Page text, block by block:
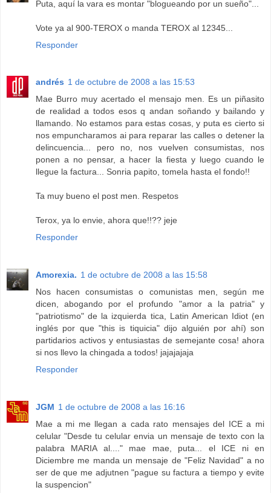
Puta, aquí la vara es montar "blogueando por un sueño"...
Vote ya al 900-TEROX o manda TEROX al 12345...
Responder
andrés 1 de octubre de 2008 a las 15:53
Mae Burro muy acertado el mensajo men. Es un piñasito
de realidad a todos esos q andan soñando y bailando y
llamando. No estamos para estas cosas, y puta es cierto si
nos empuncharamos ai para reparar las calles o detener la
delincuencia... pero no, nos vuelven consumistas, nos
ponen a no pensar, a hacer la fiesta y luego cuando le
llegue la factura... Sonria papito, tomela hasta el fondo!!
Ta muy bueno el post men. Respetos
Terox, ya lo envie, ahora que!!?? jeje
Responder
Amorexia. 1 de octubre de 2008 a las 15:58
Nos hacen consumistas o comunistas men, según me
dicen, abogando por el profundo "amor a la patria" y
"patriotismo" de la izquierda tica, Latin American Idiot (en
inglés por que "this is tiquicia" dijo alguién por ahí) son
partidarios activos y entusiastas de semejante cosa! ahora
si nos llevo la chingada a todos! jajajajaja
Responder
JGM 1 de octubre de 2008 a las 16:16
Mae a mi me llegan a cada rato mensajes del ICE a mi
celular "Desde tu celular envia un mensaje de texto con la
palabra MARIA al...." mae mae, puta... el ICE ni en
Diciembre me manda un mensaje de "Feliz Navidad" a no
ser de que me adjutnen "pague su factura a tiempo y evite
la suspencion"